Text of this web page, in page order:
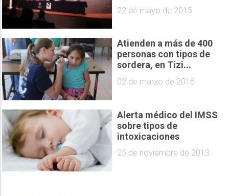
22 de mayo de 2015
Atienden a más de 400
personas con tipos de
sordera, en Tizi...
02 de marzo de 2016
Alerta médico del IMSS
sobre tipos de
intoxicaciones
25 de noviembre de 2013